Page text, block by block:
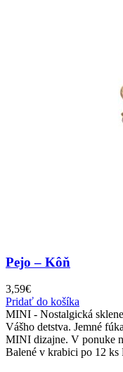
Pejo – Kôň
3,59€
Pridať do košíka
MINI - Nostalgická
Vášho detstva. Jemné
MINI dizajne. V ponuke
Balené v krabici po 12